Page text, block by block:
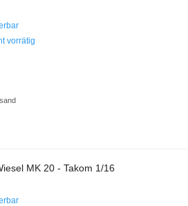
vorrätig
MK 20 - Takom 1/16